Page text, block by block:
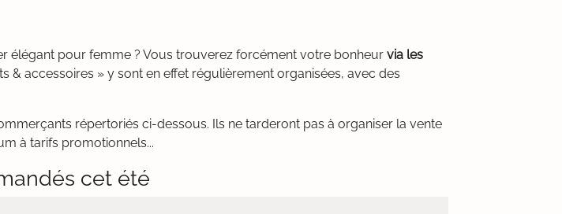
élégant pour femme ? Vous trouverez forcément votre bonheur via les
& accessoires » y sont en effet régulièrement organisées, avec des
répertoriés ci-dessous. Ils ne tarderont pas à organiser la vente
à tarifs promotionnels...
cet été